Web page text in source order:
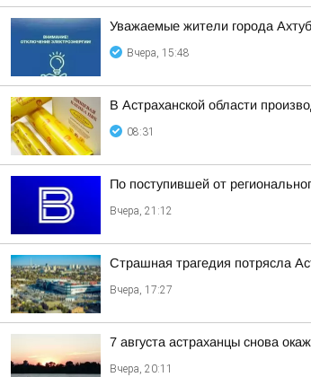
Уважаемые жители города
Вчера, 15:48
В Астраханской области
08:31
По поступившей от
Вчера, 21:12
Страшная трагедия потрясла
Вчера, 17:27
7 августа астраханцы снова
Вчера, 20:11